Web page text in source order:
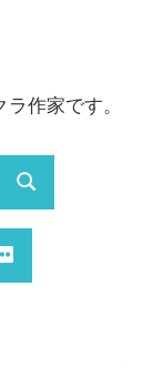
作家です。
検
索